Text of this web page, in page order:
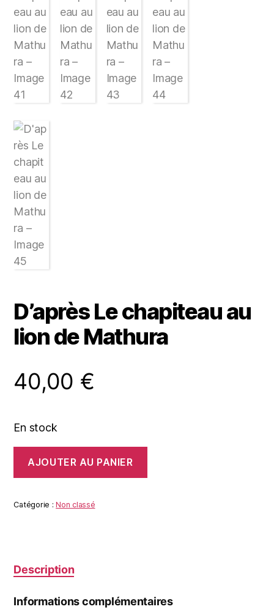
D’après Le chapiteau au
lion de Mathura
40,00 €
En stock
D'après
chapiteau
AJOUTER AU PANIER
Catégorie :Non classé
Description
Informations complémentaires